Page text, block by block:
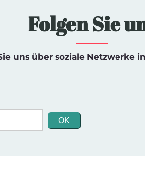
Folgen Sie
uns über soziale Netzwerke